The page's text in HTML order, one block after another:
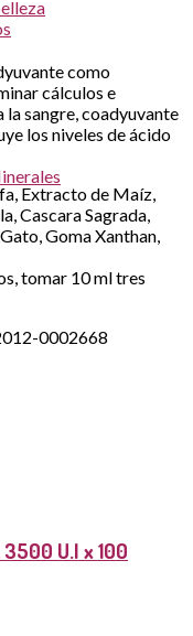
como
cálculos e
sangre, coadyuvante
los niveles de ácido
Extracto de Maíz,
Cascara Sagrada,
Goma Xanthan,
tomar 10 ml tres
0002668
3500 U.I x 100